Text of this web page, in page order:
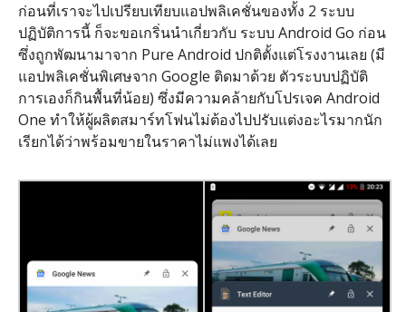
ก่อนที่เราจะไปเปรียบเทียบแอปพลิเคชั่นของทั้ง 2 ระบบ
ปฏิบัติการนี้ ก็จะขอเกริ่นนำเกี่ยวกับ ระบบ Android Go ก่อน
ซึ่งถูกพัฒนามาจาก Pure Android ปกติตั้งแต่โรงงานเลย (มี
แอปพลิเคชั่นพิเศษจาก Google ติดมาด้วย ตัวระบบปฏิบัติ
การเองก็กินพื้นที่น้อย) ซึ่งมีความคล้ายกับโปรเจค Android
One ทำให้ผู้ผลิตสมาร์ทโฟนไม่ต้องไปปรับแต่งอะไรมากนัก
เรียกได้ว่าพร้อมขายในราคาไม่แพงได้เลย